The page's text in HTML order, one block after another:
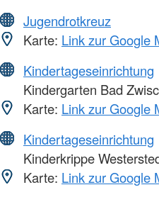
Jugendrotkreuz
Karte: Link zur Google
Kindertageseinrichtung
Kindergarten Bad
Karte: Link zur Google
Kindertageseinrichtung
Kinderkrippe
Karte: Link zur Google